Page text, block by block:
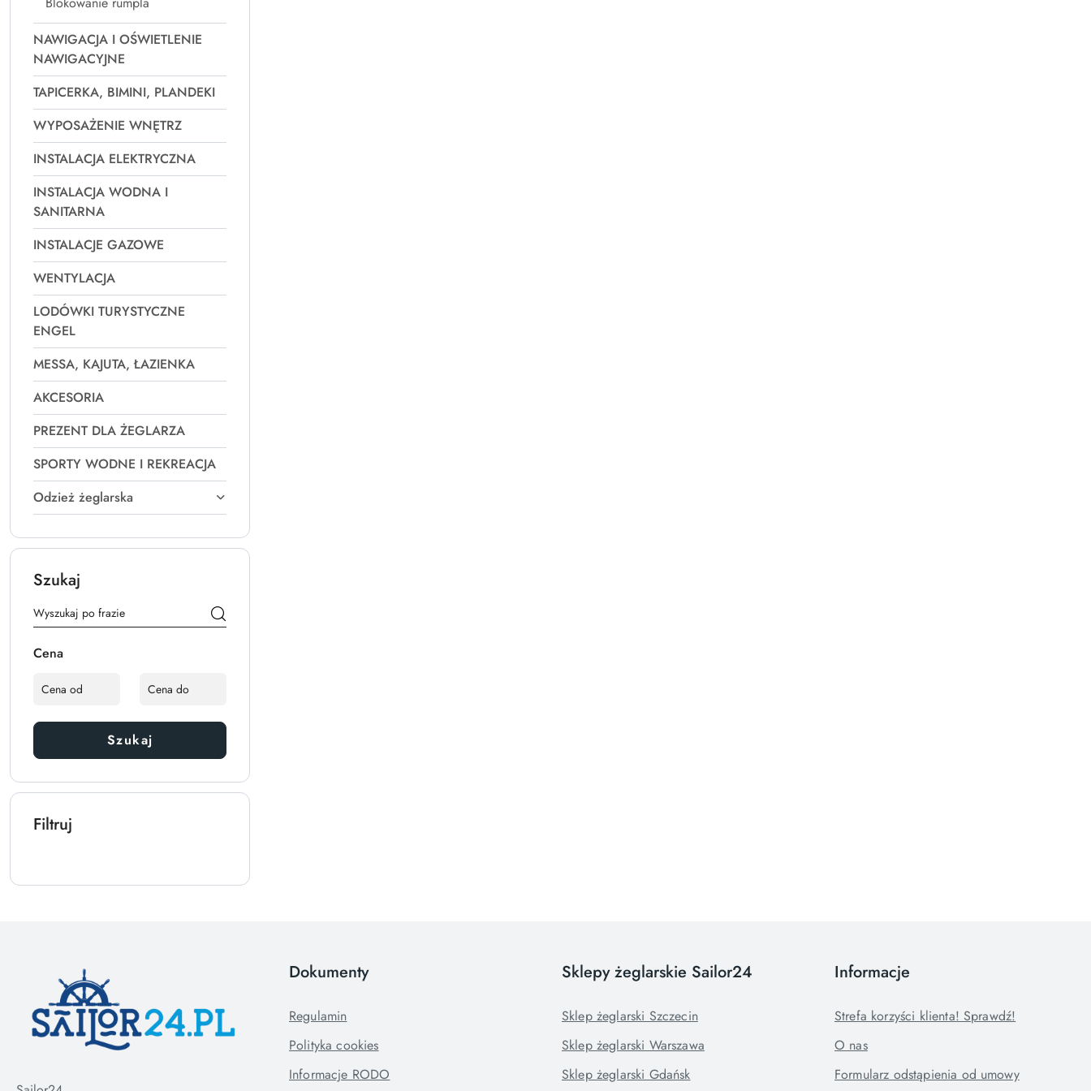
NAWIGACJA I OŚWIETLENIE
NAWIGACYJNE
TAPICERKA, BIMINI, PLANDEKI
WYPOSAŻENIE WNĘTRZ
INSTALACJA ELEKTRYCZNA
INSTALACJA WODNA I
SANITARNA
INSTALACJE GAZOWE
WENTYLACJA
LODÓWKI TURYSTYCZNE
ENGEL
MESSA, KAJUTA, ŁAZIENKA
AKCESORIA
PREZENT DLA ŻEGLARZA
SPORTY WODNE I REKREACJA
Odzież żeglarska
Szukaj
Cena
Szukaj
Filtruj
Dokumenty
Regulamin
Polityka cookies
Informacje RODO
Sklepy żeglarskie Sailor24
Sklep żeglarski Szczecin
Sklep żeglarski Warszawa
Sklep żeglarski Gdańsk
Informacje
Strefa korzyści klienta! Sprawdź!
O nas
Formularz odstąpienia od umowy